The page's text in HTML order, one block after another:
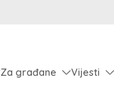
Za građane Vijesti